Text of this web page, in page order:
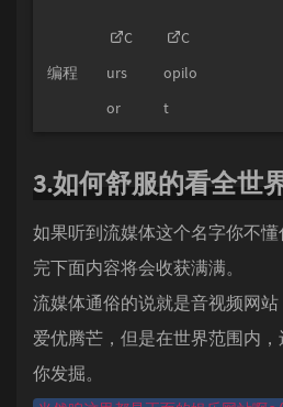
编程
C
urs
or
C
opilo
t
3.如何舒服的看全世
如果听到流媒体这个名字你不
完下面内容将会收获满满。
流媒体通俗的说就是音视频网
爱优腾芒，但是在世界范围内
你发掘。